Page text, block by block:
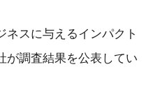
ネスに与えるインパクト
が調査結果を公表してい